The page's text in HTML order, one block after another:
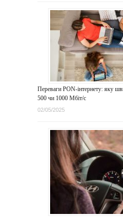
Переваги PON-інтернету: яку
500 чи 1000 Мбіт/с
02/05/2025